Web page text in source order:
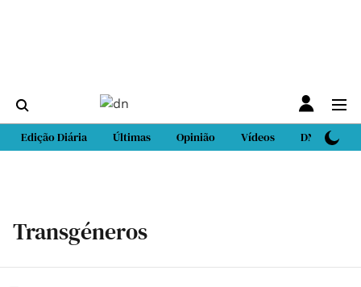
Edição Diária Últimas Opinião Vídeos DN Sport
Transgéneros